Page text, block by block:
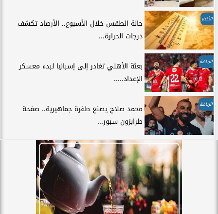
الأخبار
حالة الطقس خلال الأسبوع.. الأرصاد تكشف
درجات الحرارة...
الرياضة
بعثة الأهلي تغادر إلى إسبانيا لبدء معسكر
الإعداد.....
الرياضة
محمد صلاح يصنع طفرة جماهيرية.. صفحة
طرابزون سبور...